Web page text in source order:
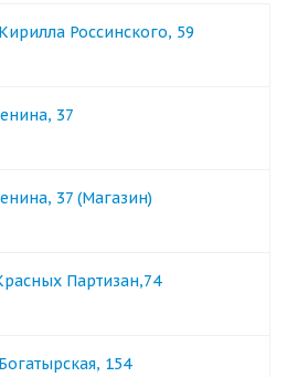
Россинского, 59
37
37 (Магазин)
Партизан,74
154